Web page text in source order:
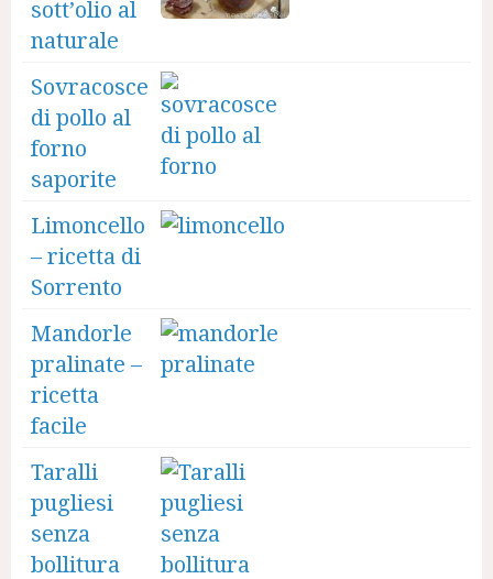
sott’olio al
naturale
Sovracosce
di pollo al
forno
saporite
Limoncello
– ricetta di
Sorrento
Mandorle
pralinate –
ricetta
facile
Taralli
pugliesi
senza
bollitura